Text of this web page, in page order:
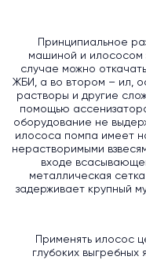
Принципиальное
машиной и илососом
случае можно
ЖБИ, а во втором – ил,
растворы и другие
помощью
оборудование не
илососа помпа имеет
нерастворимыми
входе
металлическая
задерживает крупный
Применять илосос
глубоких выгребных